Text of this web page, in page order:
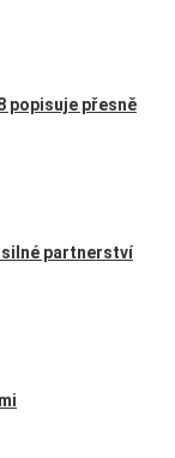
popisuje přesně
silné partnerství